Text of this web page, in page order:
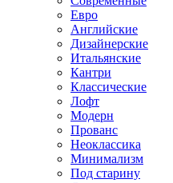
Евро
Английские
Дизайнерские
Итальянские
Кантри
Классические
Лофт
Модерн
Прованс
Неоклассика
Минимализм
Под старину